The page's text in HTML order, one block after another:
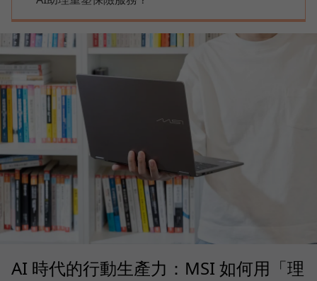
AI 時代的行動生產力：MSI 如何用「理